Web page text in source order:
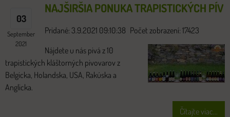
03
September
2021
NAJŠIRŠIA PONUKA TRAPISTICKÝCH PÍV
Pridané: 3.9.2021 09:10:38 Počet zobrazení: 17423
Nájdete u nás pivá z 10
trapistických kláštorných pivovarov z
Belgicka, Holandska, USA, Rakúska a
Anglicka.
Čítajte viac...